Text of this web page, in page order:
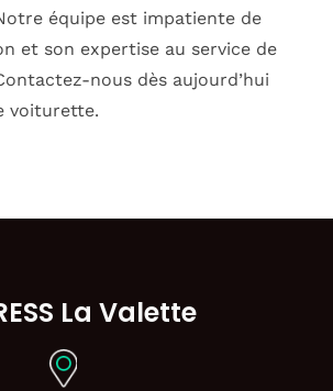
équipe est impatiente de
et son expertise au service de
nous dès aujourd’hui
voiturette.
La Valette